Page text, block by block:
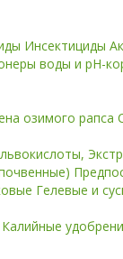
Инсектициды
воды и pH-
озимого рапса
Гелевые и
Калийные